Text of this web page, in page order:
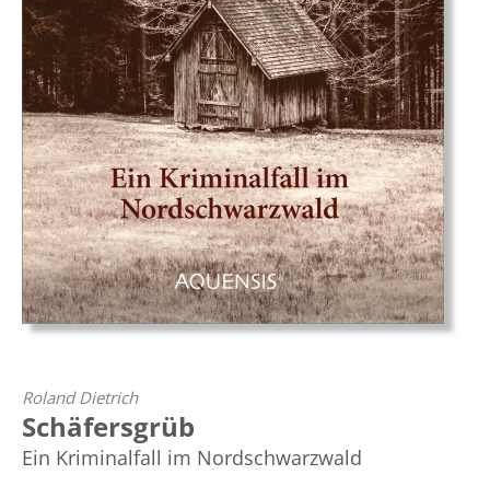
Roland Dietrich
Schäfersgrüb
Ein Kriminalfall im Nordschwarzwald